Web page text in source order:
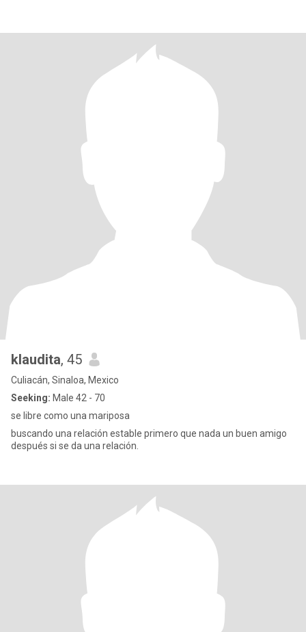
klaudita, 45
Culiacán, Sinaloa, Mexico
Seeking: Male 42 - 70
se libre como una mariposa
buscando una relación estable primero que nada un buen amigo
después si se da una relación.